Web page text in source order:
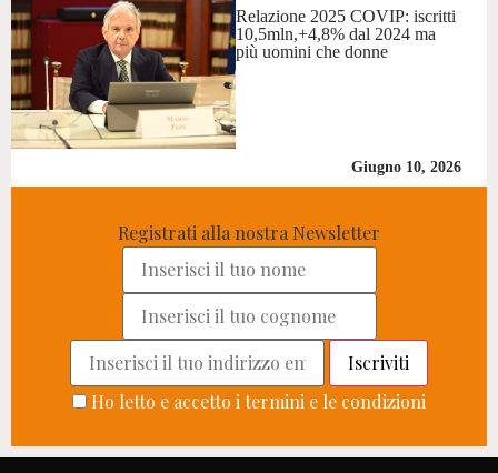
Relazione 2025 COVIP: iscritti
10,5mln,+4,8% dal 2024 ma
più uomini che donne
Giugno 10, 2026
Registrati alla nostra Newsletter
Ho letto e accetto i termini e le condizioni